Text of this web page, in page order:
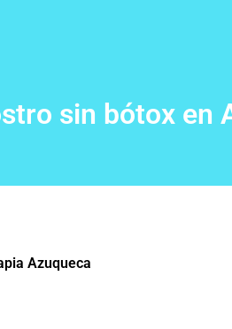
sin bótox en
Azuqueca